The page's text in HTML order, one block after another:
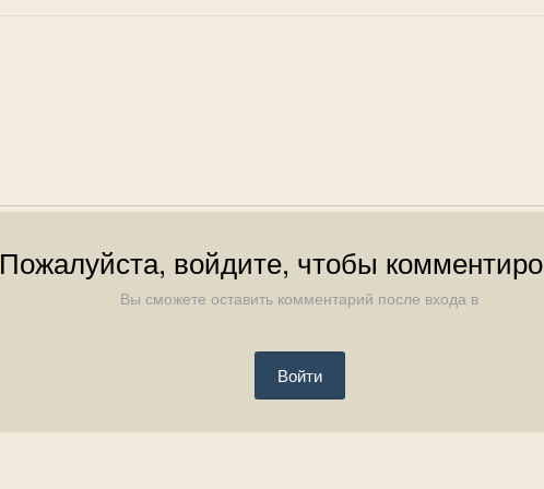
Пожалуйста, войдите, чтобы
Вы сможете оставить комментарий после входа в
Войти